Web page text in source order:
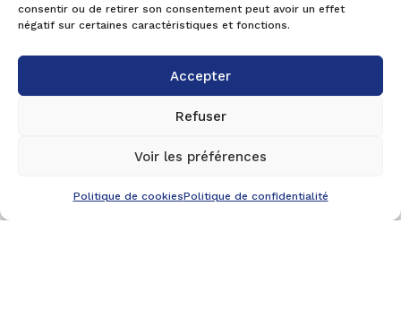
consentir ou de retirer son consentement peut avoir un effet
négatif sur certaines caractéristiques et fonctions.
Accepter
Refuser
Voir les préférences
Politique de cookiesPolitique de confidentialité

SIÈGE ET LABORATOIRE IESPM
177 Rue Denis Papin- CS 30525
27 130 VERNEUIL D’AVRE ET D’ITON
FRANCE
CONTACTEZ-NOUS